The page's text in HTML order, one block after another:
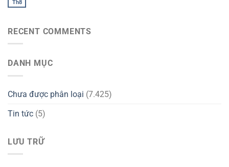
Th8
RECENT COMMENTS
DANH MỤC
Chưa được phân loại (7.425)
Tin tức (5)
LƯU TRỮ